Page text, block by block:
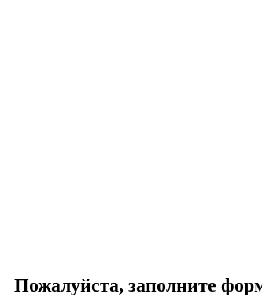
Пожалуйста, заполните